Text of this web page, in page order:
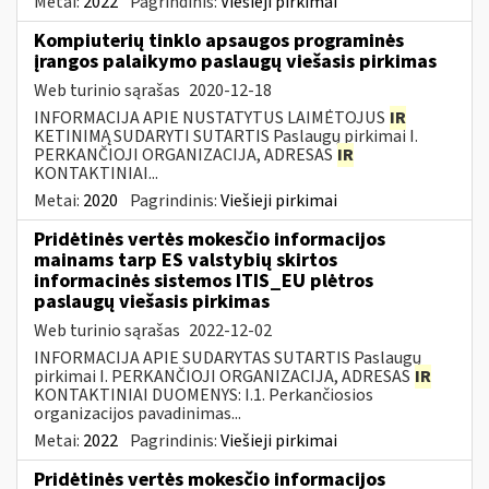
Kompiuterių tinklo apsaugos programinės
įrangos palaikymo paslaugų viešasis pirkimas
Web turinio sąrašas 2020-12-18
INFORMACIJA APIE NUSTATYTUS LAIMĖTOJUS IR
KETINIMĄ SUDARYTI SUTARTIS Paslaugų pirkimai I.
PERKANČIOJI ORGANIZACIJA, ADRESAS IR
KONTAKTINIAI...
Metai: 2020 Pagrindinis:Viešieji pirkimai
Pridėtinės vertės mokesčio informacijos
mainams tarp ES valstybių skirtos
informacinės sistemos ITIS_EU plėtros
paslaugų viešasis pirkimas
Web turinio sąrašas 2022-12-02
INFORMACIJA APIE SUDARYTAS SUTARTIS Paslaugų
pirkimai I. PERKANČIOJI ORGANIZACIJA, ADRESAS IR
KONTAKTINIAI DUOMENYS: I.1. Perkančiosios
organizacijos pavadinimas...
Metai: 2022 Pagrindinis:Viešieji pirkimai
Pridėtinės vertės mokesčio informacijos